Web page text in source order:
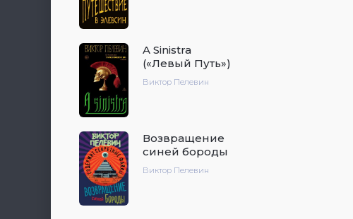
A Sinistra
(«Левый Путь»)
Виктор Пелевин
Возвращение
синей бороды
Виктор Пелевин